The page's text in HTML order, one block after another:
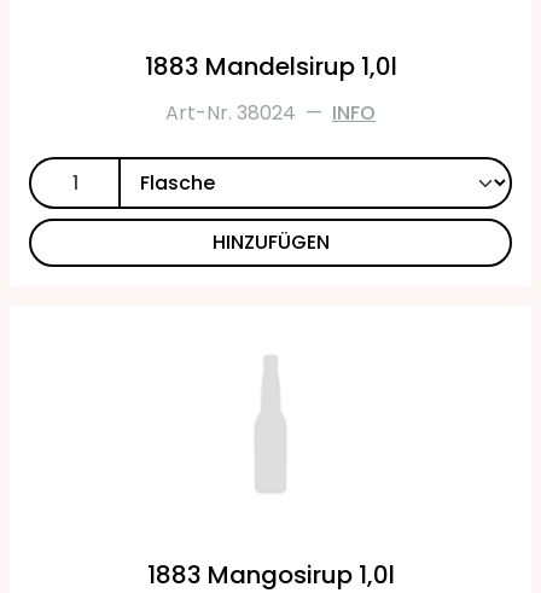
1883 Mandelsirup 1,0l
Art-Nr. 38024 — INFO
HINZUFÜGEN
1883 Mangosirup 1,0l